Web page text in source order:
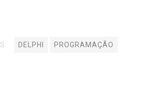
DELPHI PROGRAMAÇÃO